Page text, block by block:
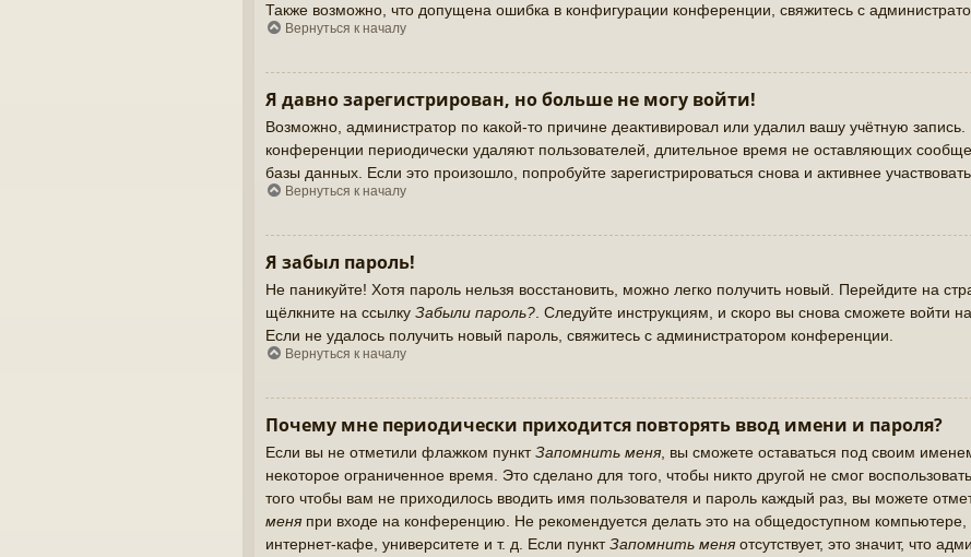
Также возможно, что допущена ошибка в конфигурации конференции, свяжитесь с
Вернуться к началу
Я давно зарегистрирован, но больше не могу войти!
Возможно, администратор по какой-то причине деактивировал или удалил вашу учётную
конференции периодически удаляют пользователей, длительное время не оставляющих
базы данных. Если это произошло, попробуйте зарегистрироваться снова и активнее
Вернуться к началу
Я забыл пароль!
Не паникуйте! Хотя пароль нельзя восстановить, можно легко получить новый. Перейдите на
щёлкните на ссылку Забыли пароль?. Следуйте инструкциям, и скоро вы снова сможете войти
Если не удалось получить новый пароль, свяжитесь с администратором конференции.
Вернуться к началу
Почему мне периодически приходится повторять ввод имени и пароля?
Если вы не отметили флажком пунктЗапомнить меня, вы сможете оставаться под своим
некоторое ограниченное время. Это сделано для того, чтобы никто другой не смог
того чтобы вам не приходилось вводить имя пользователя и пароль каждый раз, вы можете
меня при входе на конференцию. Не рекомендуется делать это на общедоступном компьютере,
интернет-кафе, университете и т. д. Если пунктЗапомнить меня отсутствует, это значит, что